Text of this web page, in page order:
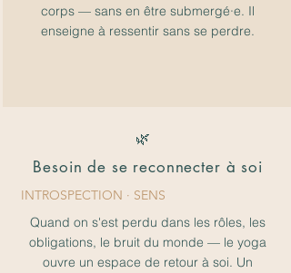
corps — sans en être submergé·e. Il
enseigne à ressentir sans se perdre.
🌿
Besoin de se reconnecter à soi
INTROSPECTION · SENS
Quand on s'est perdu dans les rôles, les
obligations, le bruit du monde — le yoga
ouvre un espace de retour à soi. Un